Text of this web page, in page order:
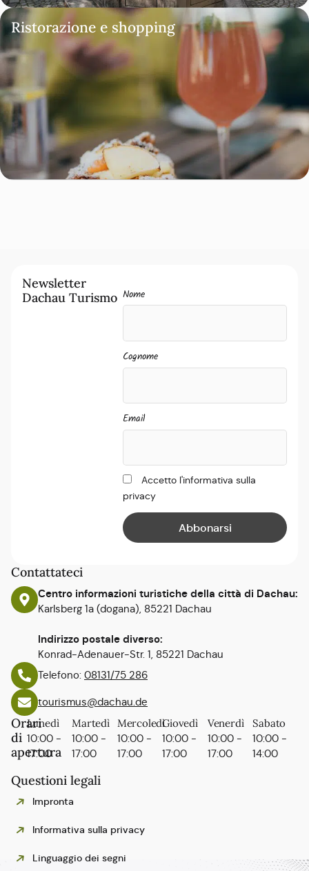
Ristorazione e shopping
Contattateci
Centro informazioni turistiche della città di Dachau:
Karlsberg 1a (dogana), 85221 Dachau
Indirizzo postale diverso:
Konrad-Adenauer-Str. 1, 85221 Dachau
Telefono: 08131/75 286
tourismus@dachau.de
Orari
di
apertura
Lunedì
10:00 -
17:00
Martedì
10:00 -
17:00
Mercoledì
10:00 -
17:00
Giovedì
10:00 -
17:00
Venerdì
10:00 -
17:00
Sabato
10:00 -
14:00
Questioni legali
Impronta
Informativa sulla privacy
Linguaggio dei segni
Newsletter
Dachau Turismo Nome
Cognome
Email
Accetto l'informativa sulla
privacy